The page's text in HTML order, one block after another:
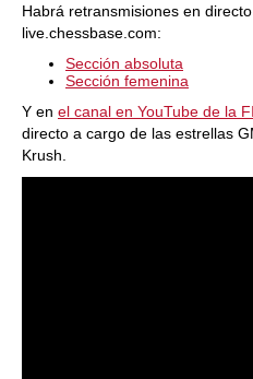
Habrá retransmisiones en
live.chessbase.com:
Sección absoluta
Sección femenina
Y en el canal en YouTube de la
directo a cargo de las estrellas
Krush.